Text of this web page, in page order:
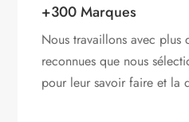
+300 Marques
Nous travaillons avec plus
reconnues que nous
pour leur savoir faire et la